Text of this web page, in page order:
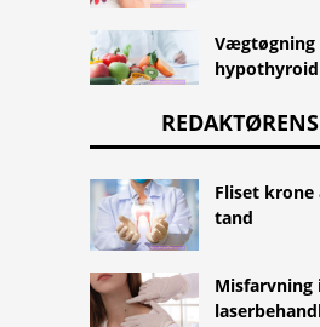
Vægtøgning
Fliset krone
tand
Misfarvning